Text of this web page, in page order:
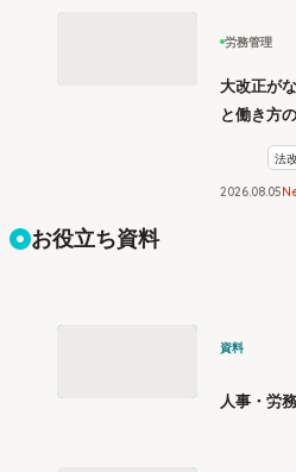
労務管理
大改正が
と働き方
リスク管理
法
2026.08 05
お役立ち資料
資料
人事・労